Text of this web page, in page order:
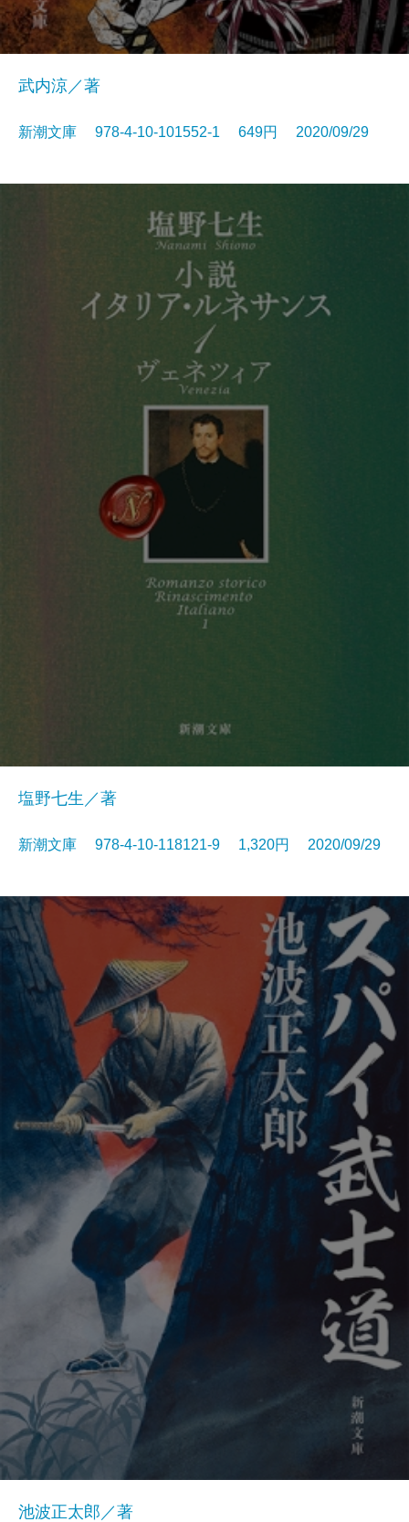
武内涼／著
新潮文庫 978-4-10-101552-1 649円 2020/09/29
塩野七生／著
新潮文庫 978-4-10-118121-9 1,320円 2020/09/29
池波正太郎／著